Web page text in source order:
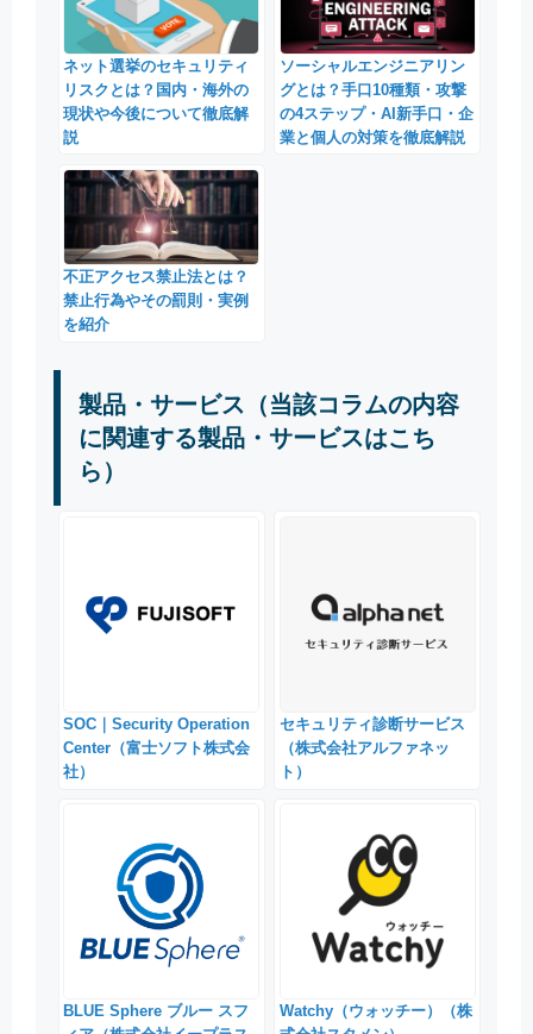
ネット選挙のセキュリティ
リスクとは？国内・海外の
現状や今後について徹底解
説
ソーシャルエンジニアリン
グとは？手口10種類・攻撃
の4ステップ・AI新手口・企
業と個人の対策を徹底解説
不正アクセス禁止法とは？
禁止行為やその罰則・実例
を紹介
製品・サービス（当該コラムの内容
に関連する製品・サービスはこち
ら）
SOC｜Security Operation
Center（富士ソフト株式会
社）
セキュリティ診断サービス
（株式会社アルファネッ
ト）
BLUE Sphere ブルー スフ
Watchy（ウォッチー）（株